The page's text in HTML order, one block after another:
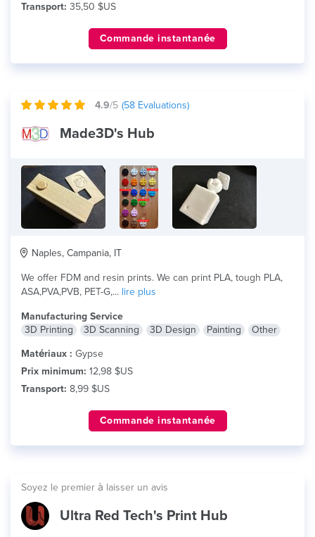
Transport: 35,50 $US
Commande instantanée
4.9/5 (58 Evaluations)
Made3D's Hub
Naples, Campania, IT
We offer FDM and resin prints. We can print PLA, tough PLA,
ASA,PVA,PVB, PET-G,... lire plus
Manufacturing Service
3D Printing
3D Scanning 3D Design Painting
Other
Matériaux : Gypse
Prix minimum: 12,98 $US
Transport: 8,99 $US
Commande instantanée
Soyez le premier à laisser un avis
Ultra Red Tech's Print Hub